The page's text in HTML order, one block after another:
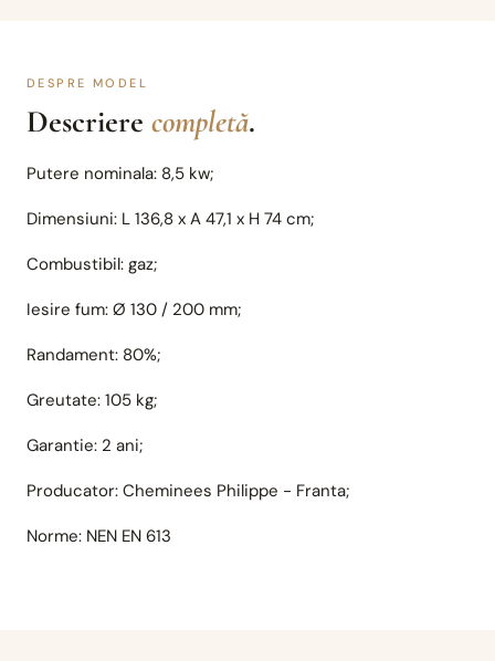
DESPRE MODEL
Descriere completă.
Putere nominala: 8,5 kw;
Dimensiuni: L 136,8 x A 47,1 x H 74 cm;
Combustibil: gaz;
Iesire fum: Ø 130 / 200 mm;
Randament: 80%;
Greutate: 105 kg;
Garantie: 2 ani;
Producator: Cheminees Philippe - Franta;
Norme: NEN EN 613